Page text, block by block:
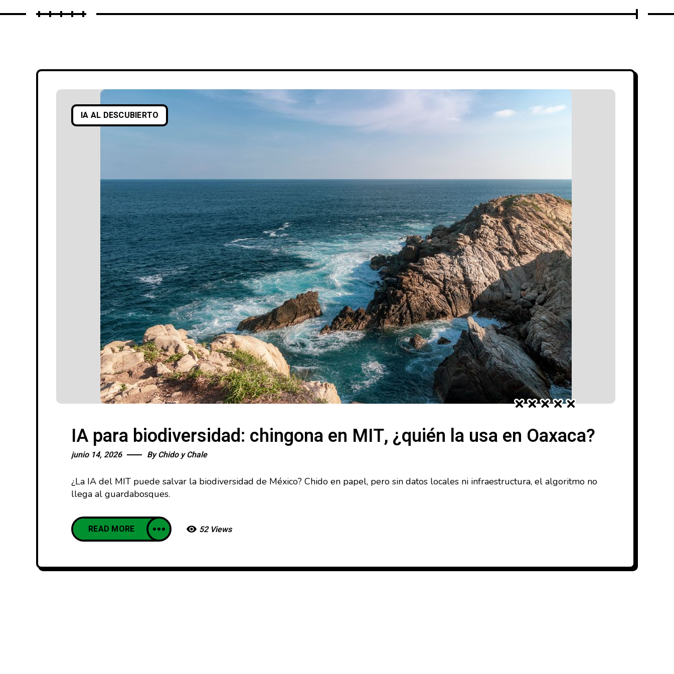
IA AL DESCUBIERTO
IA para biodiversidad: chingona en MIT, ¿quién la usa en Oaxaca?
junio 14, 2026 ByChido y Chale
¿La IA del MIT puede salvar la biodiversidad de México? Chido en papel, pero sin datos locales ni infraestructura, el algoritmo no
llega al guardabosques.
READ MORE 52 Views